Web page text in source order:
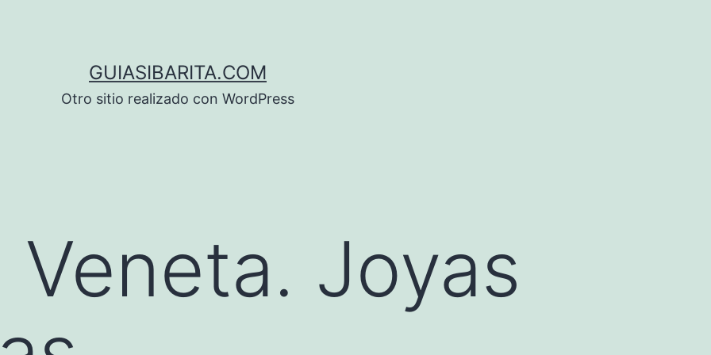
GUIASIBARITA.COM
Otro sitio realizado con WordPress
Joyas